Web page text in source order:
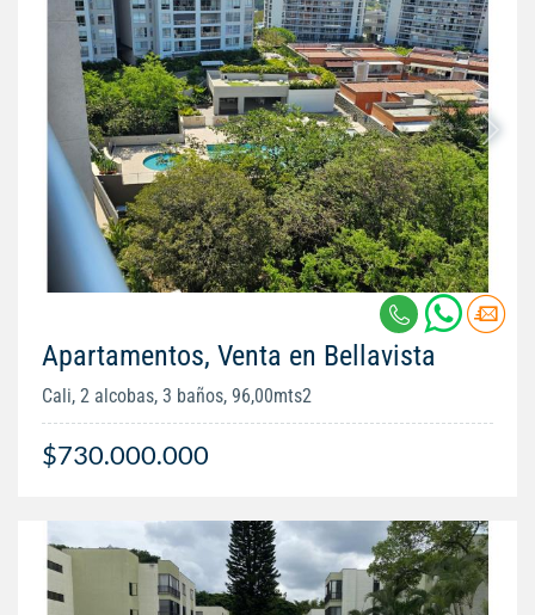
Apartamentos, Venta en Bellavista
Cali, 2 alcobas, 3 baños, 96,00mts2
$730.000.000